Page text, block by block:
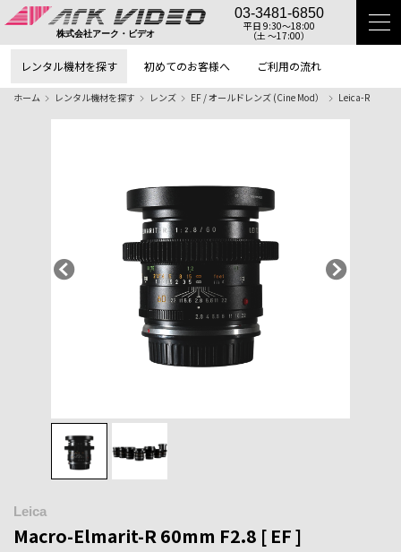
株式会社アーク・ビデオ
03-3481-6850
平日 9:30〜18:00
（土 〜17:00）
レンタル機材を探す 初めてのお客様へ ご利用の流れ
ホーム レンタル機材を探す レンズ EF / オールドレンズ (Cine Mod） Leica-R
Leica
Macro-Elmarit-R 60mm F2.8 [ EF ]